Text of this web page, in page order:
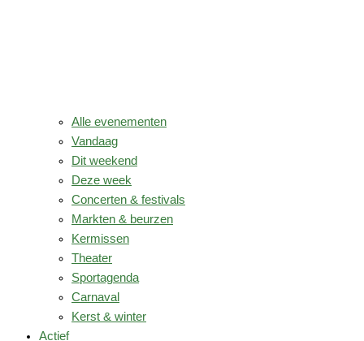
Alle evenementen
Vandaag
Dit weekend
Deze week
Concerten & festivals
Markten & beurzen
Kermissen
Theater
Sportagenda
Carnaval
Kerst & winter
Actief